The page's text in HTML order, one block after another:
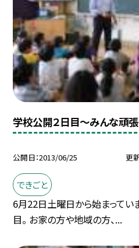
学校公開２日目〜みんな頑張
公開日 2013/06/25 更
できごと
6月22日土曜日から始まってい
目。 お家の方や地域の方、...